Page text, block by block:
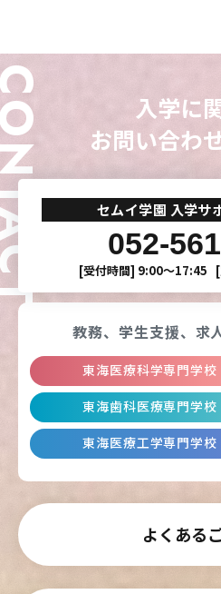
入学に
お問い合わ
セムイ学園 入学サ
052-
[受付時間] 9:00〜17:45
よくある
教務、学生支援、 求
東海医療科学専門学校
東海歯科医療専門学校
東海医療工学専門学校